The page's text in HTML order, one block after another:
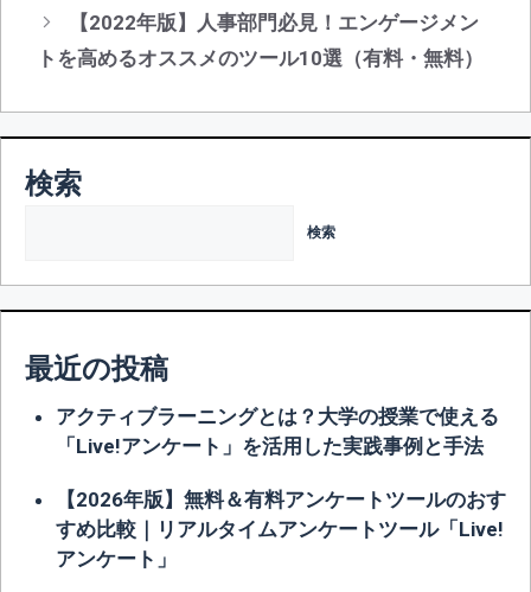
ビ
ゲ
ン
【2022年版】人事部門必見！エンゲージメン
トを高めるオススメのツール10選（有料・無料）
検索
検索
最近の投稿
アクティブラーニングとは？大学の授業で使える
「Live!アンケート」を活用した実践事例と手法
【2026年版】無料＆有料アンケートツールのおす
すめ比較｜リアルタイムアンケートツール「Live!
アンケート」